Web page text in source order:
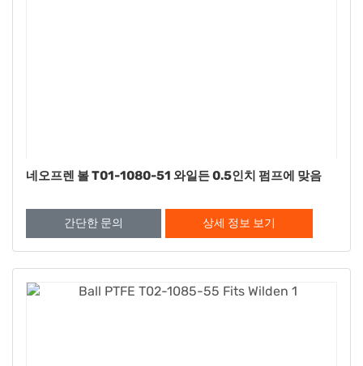
네오프렌 볼 T01-1080-51 와일든 0.5인치 펌프에 맞음
간단한 문의 상세 정보 보기